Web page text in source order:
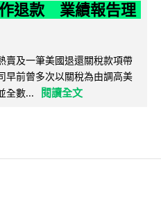
退款 業績報告理
賣及一筆美國退還關稅款項帶
早前曾多次以關稅為由調高美
全數...
閱讀全文